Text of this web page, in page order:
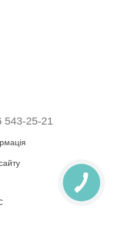
543-25-21